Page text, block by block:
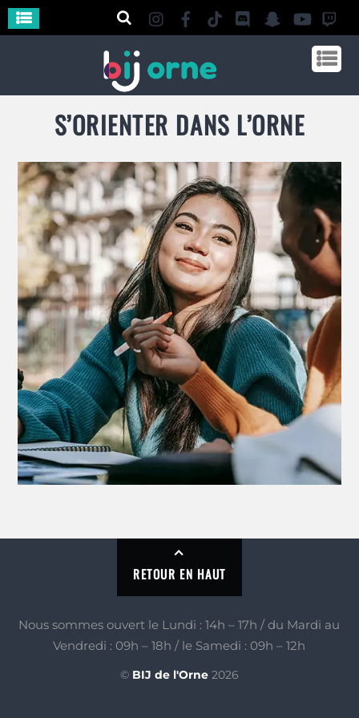
S’ORIENTER DANS L’ORNE
RETOUR EN HAUT
Nous sommes ouvert le Lundi : 14h – 17h / du Mardi au
Vendredi : 09h – 18h / le Samedi : 09h – 12h
© BIJ de l'Orne 2026